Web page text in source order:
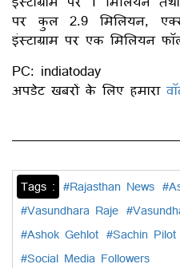
पर कुल 2.9 मिलियन,
इंस्टाग्राम पर एक मिलियन
PC: indiatoday
अपडेट खबरों के लिए हमारा
Tags : #Rajasthan News
#Vasundhara Raje
#Ashok Gehlot #Sachin
#Social Media Followers